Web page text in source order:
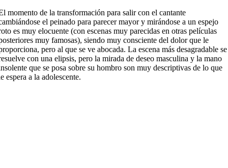
momento de la transformación para salir con el cantante
el peinado para parecer mayor y mirándose a un espejo
es muy elocuente (con escenas muy parecidas en otras películas
muy famosas), siendo muy consciente del dolor que le
pero al que se ve abocada. La escena más desagradable se
con una elipsis, pero la mirada de deseo masculina y la mano
que se posa sobre su hombro son muy descriptivas de lo que
espera a la adolescente.